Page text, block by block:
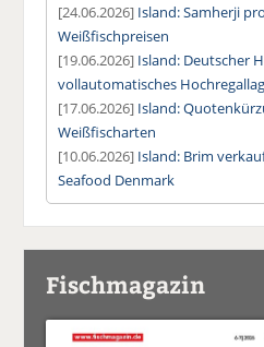
[24.06.2026] Island: Samherji
Weißfischpreisen
[19.06.2026] Island: Deutscher
vollautomatisches
[17.06.2026] Island:
Weißfischarten
[10.06.2026] Island: Brim
Seafood Denmark
Fischmagazin